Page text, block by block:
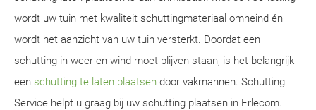
wordt uw tuin met kwaliteit schuttingmateriaal omheind én
wordt het aanzicht van uw tuin versterkt. Doordat een
schutting in weer en wind moet blijven staan, is het belangrijk
een schutting te laten plaatsen door vakmannen. Schutting
Service helpt u graag bij uw schutting plaatsen in Erlecom.